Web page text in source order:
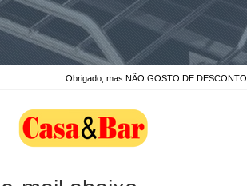
Obrigado, mas NÃO GOSTO DE DESCONTO